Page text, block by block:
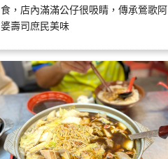
食，店內滿滿公仔很吸睛，傳承鶯歌阿
婆壽司庶民美味